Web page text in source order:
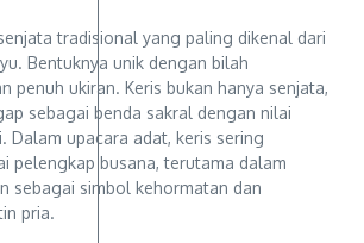
tradisional yang paling dikenal dari
Bentuknya unik dengan bilah
penuh ukiran. Keris bukan hanya senjata,
sebagai benda sakral dengan nilai
Dalam upacara adat, keris sering
pelengkap busana, terutama dalam
sebagai simbol kehormatan dan
pria.